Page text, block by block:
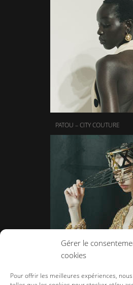
Gérer le
cookies
Pour offrir les meilleures expériences,
PATOU – CITY COUTURE
TAMARA RALPH – LE